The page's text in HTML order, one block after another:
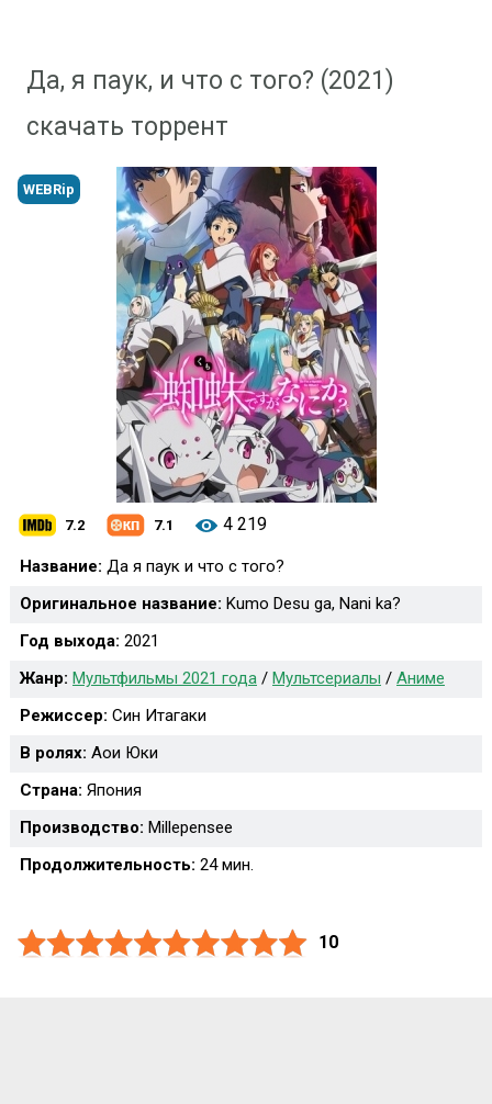
Да, я паук, и что с того? (2021)
скачать торрент
WEBRip
7.2 7.1 4 219
Название: Да я паук и что с того?
Оригинальное название: Kumo Desu ga, Nani ka?
Год выхода: 2021
Жанр: Мультфильмы 2021 года / Мультсериалы / Аниме
Режиссер: Син Итагаки
В ролях: Аои Юки
Страна: Япония
Производство: Millepensee
Продолжительность: 24 мин.
10